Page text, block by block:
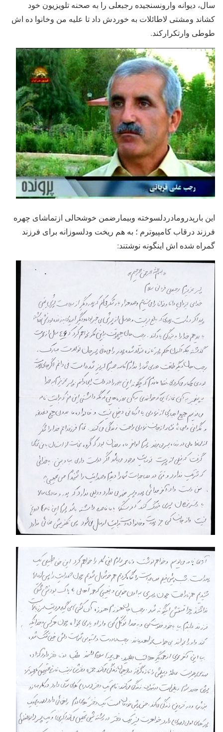
سال، دیوانه وارونسنجیده رجبعلی را به صحنه تلویزیون خود
کشاند ومشتی لاطائلات به خوردش داد تا علیه من وخانوا ده اش
طوطی وارتکرارکند.
این بارپدرومادردلسوخته وبیمارضمن خوشحالی ازتماشای چهره
فرزند درقاب کامپیوترم ؛ به هم ریخت ودلسوزانه برای فرزند
گمراه شده اش اینگونه نوشتند: